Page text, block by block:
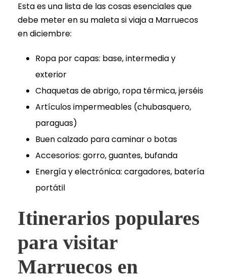
Esta es una lista de las cosas esenciales que
debe meter en su maleta si viaja a Marruecos
en diciembre:
Ropa por capas: base, intermedia y
exterior
Chaquetas de abrigo, ropa térmica, jerséis
Artículos impermeables (chubasquero,
paraguas)
Buen calzado para caminar o botas
Accesorios: gorro, guantes, bufanda
Energía y electrónica: cargadores, batería
portátil
Itinerarios populares
para visitar
Marruecos en